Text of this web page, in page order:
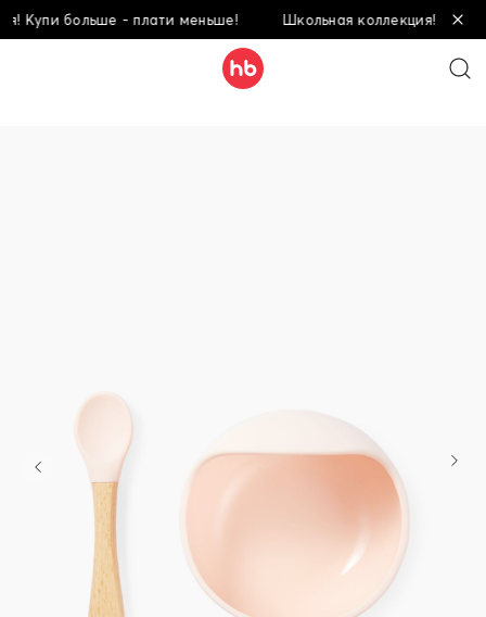
Купи больше - плати меньше! Школьная коллекция! Купи